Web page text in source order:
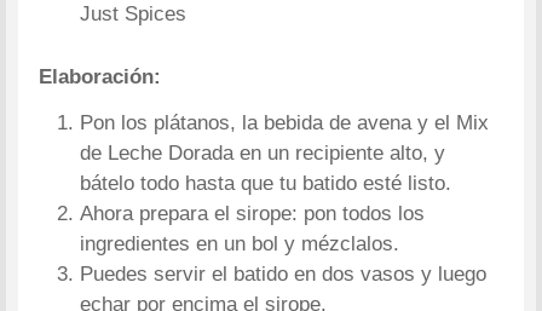
Just Spices
Elaboración:
Pon los plátanos, la bebida de avena y el Mix
de Leche Dorada en un recipiente alto, y
bátelo todo hasta que tu batido esté listo.
Ahora prepara el sirope: pon todos los
ingredientes en un bol y mézclalos.
Puedes servir el batido en dos vasos y luego
echar por encima el sirope.